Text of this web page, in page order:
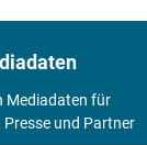
Mediadaten für
Presse und Partner